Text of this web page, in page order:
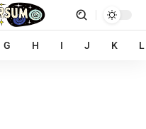
G H I J K L